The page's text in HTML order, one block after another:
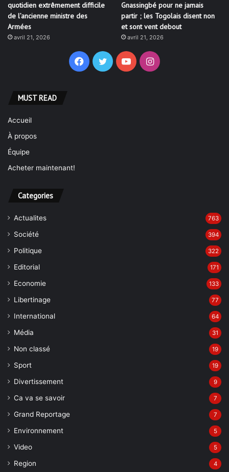
quotidien extrêmement difficile
de l’ancienne ministre des
Armées
avril 21, 2026
Gnassingbé pour ne jamais
partir ; les Togolais disent non
et sont vent debout
avril 21, 2026
Facebook
TwitterYouTubeInstagram
MUST READ
Accueil
À propos
Équipe
Acheter maintenant!
Categories
Actualites 763
Société 394
Politique 322
Editorial 171
Economie 133
Libertinage 77
International 64
Média 31
Non classé 19
Sport 19
Divertissement 9
Ca va se savoir 7
Grand Reportage 7
Environnement 5
Video 5
Region 4